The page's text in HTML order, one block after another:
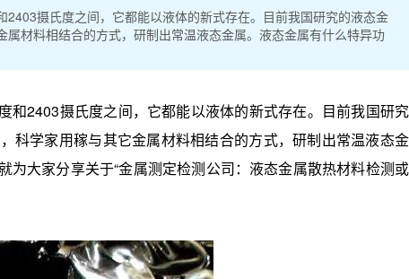
摄氏度之间，它都能以液体的新式存在。目前我国研究的液态金
材料相结合的方式，研制出常温液态金属。液态金属有什么特异功
2403摄氏度之间，它都能以液体的新式存在。目前我国研究
科学家用稼与其它金属材料相结合的方式，研制出常温液态金
大家分享关于“金属测定检测公司：液态金属散热材料检测或